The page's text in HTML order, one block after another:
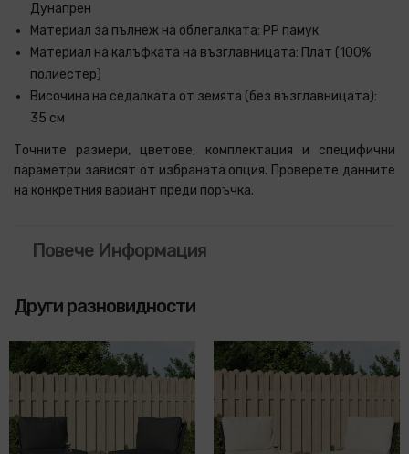
Дунапрен
Материал за пълнеж на облегалката: PP памук
Материал на калъфката на възглавницата: Плат (100%
полиестер)
Височина на седалката от земята (без възглавницата):
35 см
Точните размери, цветове, комплектация и специфични
параметри зависят от избраната опция. Проверете данните
на конкретния вариант преди поръчка.
Повече Информация
Други разновидности